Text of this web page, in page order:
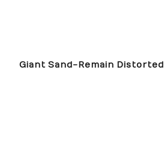
Giant Sand-Remain Distorted